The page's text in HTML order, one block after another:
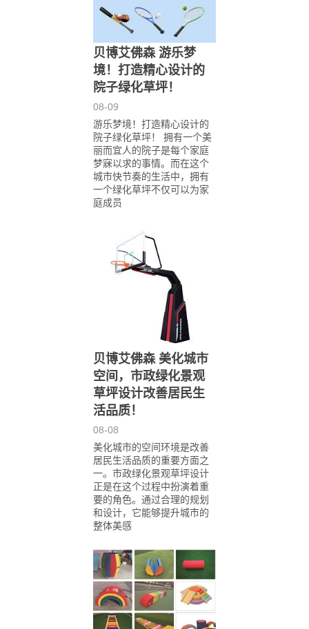
贝博艾佛森 游乐梦
境！打造精心设计的
院子绿化草坪！
08-09
游乐梦境！打造精心设计的
院子绿化草坪！ 拥有一个美
丽而宜人的院子是每个家庭
梦寐以求的事情。而在这个
城市快节奏的生活中，拥有
一个绿化草坪不仅可以为家
庭成员
贝博艾佛森 美化城市
空间，市政绿化景观
草坪设计改善居民生
活品质！
08-08
美化城市的空间环境是改善
居民生活品质的重要方面之
一。市政绿化景观草坪设计
正是在这个过程中扮演着重
要的角色。通过合理的规划
和设计，它能够提升城市的
整体美感